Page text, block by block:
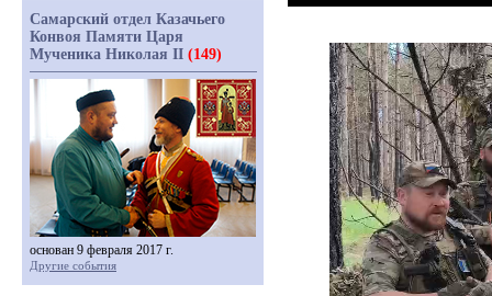
Самарский отдел Казачьего
Конвоя Памяти Царя
Мученика Николая II (149)
основан 9 февраля 2017 г.
Другие события